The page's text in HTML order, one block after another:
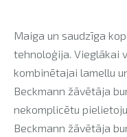
Maiga un saudzīga
tehnoloģija. Vieglākai
kombinētajai lamellu
Beckmann žāvētāja
nekomplicētu
Beckmann žāvētāja